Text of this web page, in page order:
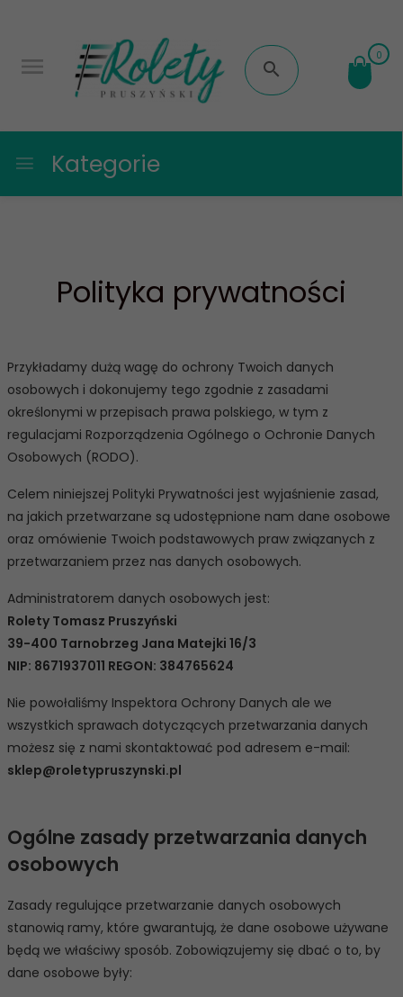
0
Kategorie
Polityka prywatności
Przykładamy dużą wagę do ochrony Twoich danych
osobowych i dokonujemy tego zgodnie z zasadami
określonymi w przepisach prawa polskiego, w tym z
regulacjami Rozporządzenia Ogólnego o Ochronie Danych
Osobowych (RODO).
Celem niniejszej Polityki Prywatności jest wyjaśnienie zasad,
na jakich przetwarzane są udostępnione nam dane osobowe
oraz omówienie Twoich podstawowych praw związanych z
przetwarzaniem przez nas danych osobowych.
Administratorem danych osobowych jest:
Rolety Tomasz Pruszyński
39-400 Tarnobrzeg Jana Matejki 16/3
NIP: 8671937011 REGON: 384765624
Nie powołaliśmy Inspektora Ochrony Danych ale we
wszystkich sprawach dotyczących przetwarzania danych
możesz się z nami skontaktować pod adresem e-mail:
sklep@roletypruszynski.pl
Ogólne zasady przetwarzania danych
osobowych
Zasady regulujące przetwarzanie danych osobowych
stanowią ramy, które gwarantują, że dane osobowe używane
będą we właściwy sposób. Zobowiązujemy się dbać o to, by
dane osobowe były: